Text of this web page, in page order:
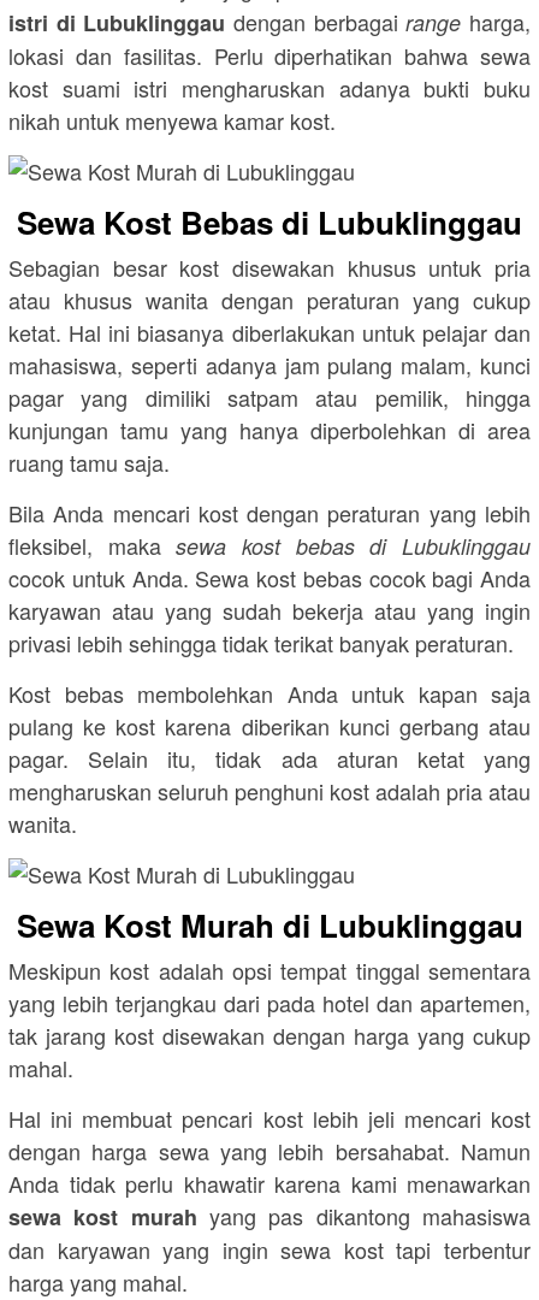
istri di Lubuklinggau dengan berbagairange harga,
lokasi dan fasilitas. Perlu diperhatikan bahwa sewa
kost suami istri mengharuskan adanya bukti buku
nikah untuk menyewa kamar kost.
Sewa Kost Bebas di Lubuklinggau
Sebagian besar kost disewakan khusus untuk pria
atau khusus wanita dengan peraturan yang cukup
ketat. Hal ini biasanya diberlakukan untuk pelajar dan
mahasiswa, seperti adanya jam pulang malam, kunci
pagar yang dimiliki satpam atau pemilik, hingga
kunjungan tamu yang hanya diperbolehkan di area
ruang tamu saja.
Bila Anda mencari kost dengan peraturan yang lebih
fleksibel, makasewa kost bebas di Lubuklinggau
cocok untuk Anda. Sewa kost bebas cocok bagi Anda
karyawan atau yang sudah bekerja atau yang ingin
privasi lebih sehingga tidak terikat banyak peraturan.
Kost bebas membolehkan Anda untuk kapan saja
pulang ke kost karena diberikan kunci gerbang atau
pagar. Selain itu, tidak ada aturan ketat yang
mengharuskan seluruh penghuni kost adalah pria atau
wanita.
Sewa Kost Murah di Lubuklinggau
Meskipun kost adalah opsi tempat tinggal sementara
yang lebih terjangkau dari pada hotel dan apartemen,
tak jarang kost disewakan dengan harga yang cukup
mahal.
Hal ini membuat pencari kost lebih jeli mencari kost
dengan harga sewa yang lebih bersahabat. Namun
Anda tidak perlu khawatir karena kami menawarkan
sewa kost murah yang pas dikantong mahasiswa
dan karyawan yang ingin sewa kost tapi terbentur
harga yang mahal.